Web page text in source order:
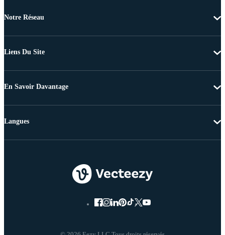
Notre Réseau
Liens Du Site
En Savoir Davantage
Langues